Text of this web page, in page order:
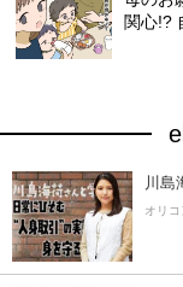
関心!?
川島
オリ